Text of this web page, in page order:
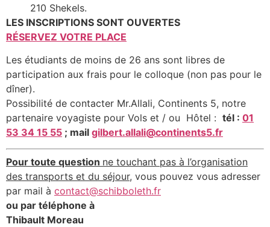
210 Shekels.
LES INSCRIPTIONS SONT OUVERTES
RÉSERVEZ VOTRE PLACE
Les étudiants de moins de 26 ans sont libres de
participation aux frais pour le colloque (non pas pour le
dîner).
Possibilité de contacter Mr.Allali, Continents 5, notre
partenaire voyagiste pour Vols et / ou Hôtel : tél : 01
53 34 15 55 ; mail gilbert.allali@continents5.fr
Pour toute question ne touchant pas à l’organisation
des transports et du séjour, vous pouvez vous adresser
par mail à contact@schibboleth.fr
ou par téléphone à
Thibault Moreau